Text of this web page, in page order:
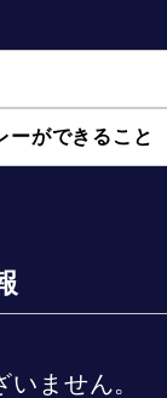
ーができること
ません。